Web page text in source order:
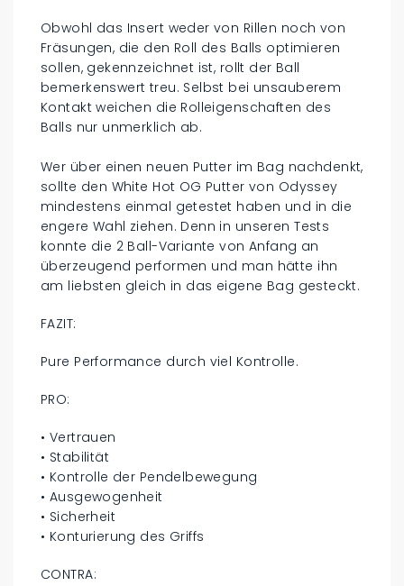
Obwohl das Insert weder von Rillen noch von
Fräsungen, die den Roll des Balls optimieren
sollen, gekennzeichnet ist, rollt der Ball
bemerkenswert treu. Selbst bei unsauberem
Kontakt weichen die Rolleigenschaften des
Balls nur unmerklich ab.
Wer über einen neuen Putter im Bag nachdenkt,
sollte den White Hot OG Putter von Odyssey
mindestens einmal getestet haben und in die
engere Wahl ziehen. Denn in unseren Tests
konnte die 2 Ball-Variante von Anfang an
überzeugend performen und man hätte ihn
am liebsten gleich in das eigene Bag gesteckt.
FAZIT:
Pure Performance durch viel Kontrolle.
PRO:
• Vertrauen
• Stabilität
• Kontrolle der Pendelbewegung
• Ausgewogenheit
• Sicherheit
• Konturierung des Griffs
CONTRA: